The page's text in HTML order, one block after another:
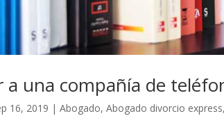
a una compañía de
16, 2019 |Abogado,Abogado divorcio express